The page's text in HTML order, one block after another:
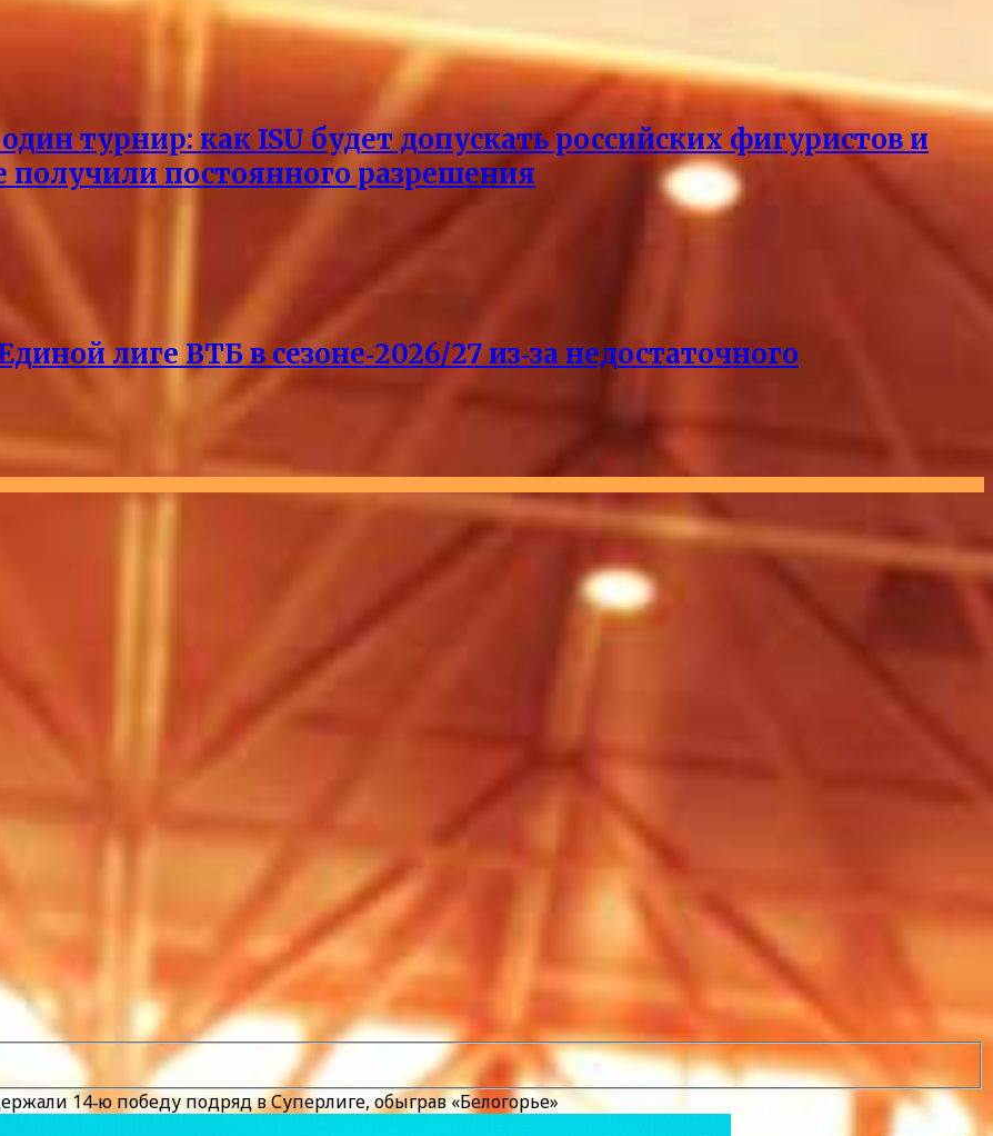
турнир: как ISU будет допускать российских фигуристов и
получили постоянного разрешения
лиге ВТБ в сезоне‑2026/27 из‑за недостаточного
14‑ю победу подряд в Суперлиге, обыграв «Белогорье»